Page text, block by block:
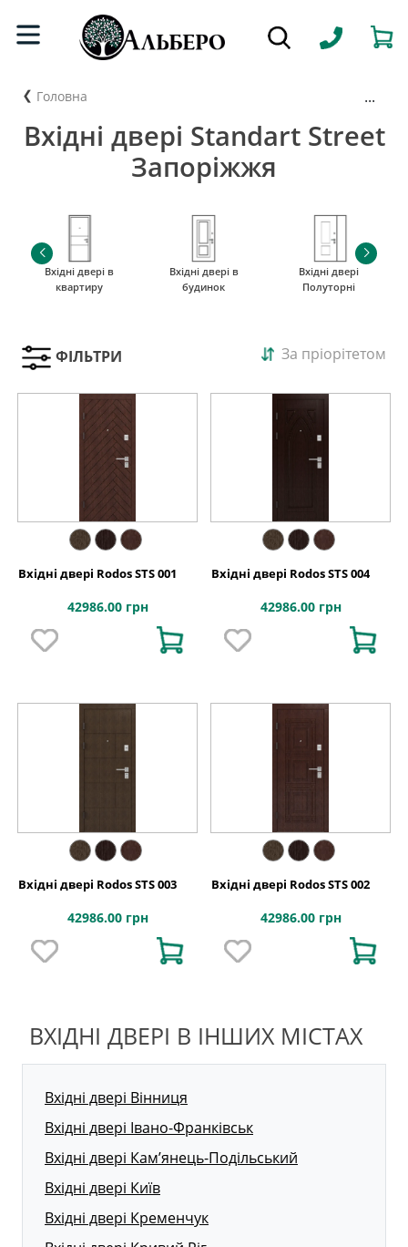
Головна ...
Вхідні двері Standart Street
Запоріжжя
Вхідні двері в
квартиру
Вхідні двері в
будинок
Вхідні двері
Полуторні
ФІЛЬТРИ За пріорітетом
Вхідні двері Rodos STS 001
42986.00 грн
Вхідні двері Rodos STS 004
42986.00 грн
Вхідні двері Rodos STS 003
42986.00 грн
Вхідні двері Rodos STS 002
42986.00 грн
ВХІДНІ ДВЕРІ В ІНШИХ МІСТАХ
Вхідні двері Вінниця
Вхідні двері Івано-Франківськ
Вхідні двері Кам’янець-Подільський
Вхідні двері Київ
Вхідні двері Кременчук